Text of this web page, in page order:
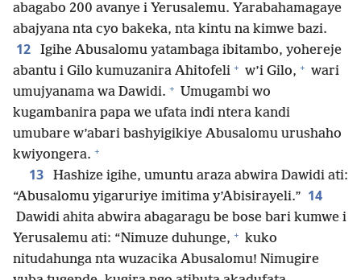
abagabo 200 avanye i Yerusalemu. Yarabahamagaye
abajyana nta cyo bakeka, nta kintu na kimwe bazi.
12
Igihe Abusalomu yatambaga ibitambo, yohereje
abantu i Gilo kumuzanira Ahitofeli + w’i Gilo, + wari
umujyanama wa Dawidi. + Umugambi wo
kugambanira papa we ufata indi ntera kandi
umubare w’abari bashyigikiye Abusalomu urushaho
kwiyongera. +
13
Hashize igihe, umuntu araza abwira Dawidi ati:
“Abusalomu yigaruriye imitima y’Abisirayeli.” 14
Dawidi ahita abwira abagaragu be bose bari kumwe i
Yerusalemu ati: “Nimuze duhunge, + kuko
nitudahunga nta wuzacika Abusalomu! Nimugire